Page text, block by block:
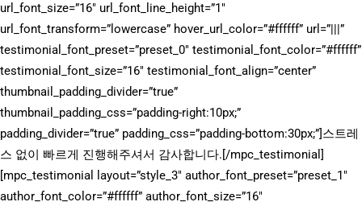
url_font_size=”16″ url_font_line_height=”1″
url_font_transform=”lowercase” hover_url_color=”#ffffff” url=”|||”
testimonial_font_preset=”preset_0″ testimonial_font_color=”#ffffff”
testimonial_font_size=”16″ testimonial_font_align=”center”
thumbnail_padding_divider=”true”
thumbnail_padding_css=”padding-right:10px;”
padding_divider=”true” padding_css=”padding-bottom:30px;”]스트레
스 없이 빠르게 진행해주셔서 감사합니다.[/mpc_testimonial]
[mpc_testimonial layout=”style_3″ author_font_preset=”preset_1″
author_font_color=”#ffffff” author_font_size=”16″